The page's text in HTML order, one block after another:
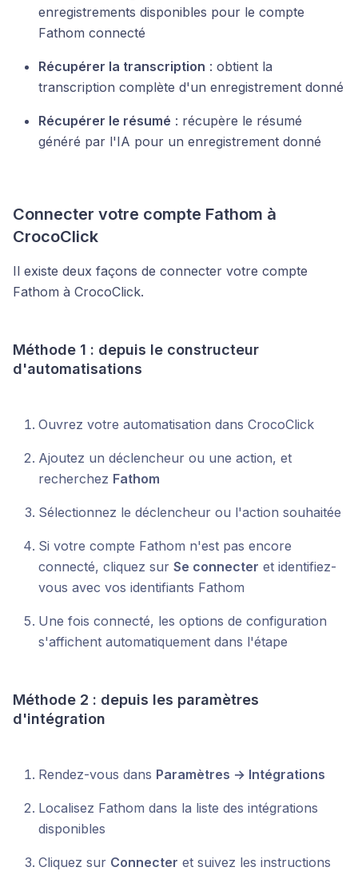
enregistrements disponibles pour le compte
Fathom connecté
Récupérer la transcription : obtient la
transcription complète d'un enregistrement donné
Récupérer le résumé : récupère le résumé
généré par l'IA pour un enregistrement donné
Connecter votre compte Fathom à
CrocoClick
Il existe deux façons de connecter votre compte
Fathom à CrocoClick.
Méthode 1 : depuis le constructeur
d'automatisations
Ouvrez votre automatisation dans CrocoClick
Ajoutez un déclencheur ou une action, et
recherchez Fathom
Sélectionnez le déclencheur ou l'action souhaitée
Si votre compte Fathom n'est pas encore
connecté, cliquez sur Se connecter et identifiez-
vous avec vos identifiants Fathom
Une fois connecté, les options de configuration
s'affichent automatiquement dans l'étape
Méthode 2 : depuis les paramètres
d'intégration
Rendez-vous dans Paramètres → Intégrations
Localisez Fathom dans la liste des intégrations
disponibles
Cliquez sur Connecter et suivez les instructions